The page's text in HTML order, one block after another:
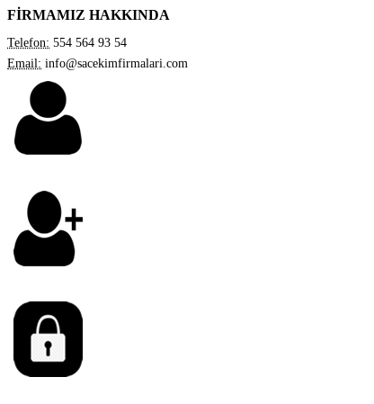
FİRMAMIZ HAKKINDA
Telefon: 554 564 93 54
Email: info@sacekimfirmalari.com